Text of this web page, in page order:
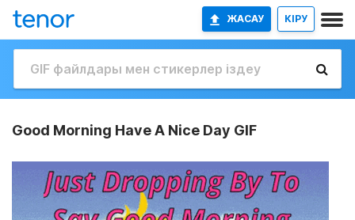
ЖАСАУ КІРУ
Good Morning Have A Nice Day GIF